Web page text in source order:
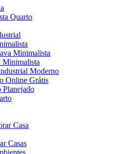
Quarto
Minimalista
Minimalista
Moderno
Online Grátis
Planejado
Casa
Casas